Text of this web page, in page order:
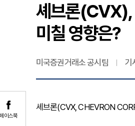
이스북
셰브론(CVX),
미칠 영향은?
미국증권거래소 공시팀 기
셰브론(CVX, CHEVRON